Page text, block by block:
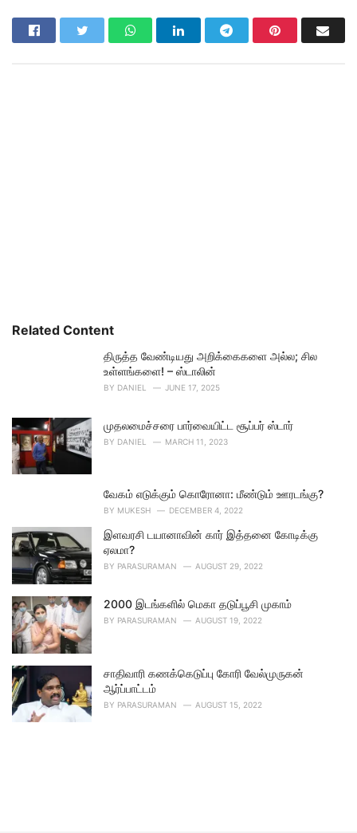
Related Content
திருத்த வேண்டியது அறிக்கைகளை அல்ல; சில
உள்ளங்களை! – ஸ்டாலின்
BY DANIEL JUNE 17, 2025
முதலமைச்சரை பார்வையிட்ட சூப்பர் ஸ்டார்
BY DANIEL MARCH 11, 2023
வேகம் எடுக்கும் கொரோனா: மீண்டும் ஊரடங்கு?
BY MUKESH DECEMBER 4, 2022
இளவரசி டயானாவின் கார் இத்தனை கோடிக்கு
ஏலமா?
BY PARASURAMAN AUGUST 29, 2022
2000 இடங்களில் மெகா தடுப்பூசி முகாம்
BY PARASURAMAN AUGUST 19, 2022
சாதிவாரி கணக்கெடுப்பு கோரி வேல்முருகன்
ஆர்ப்பாட்டம்
BY PARASURAMAN AUGUST 15, 2022